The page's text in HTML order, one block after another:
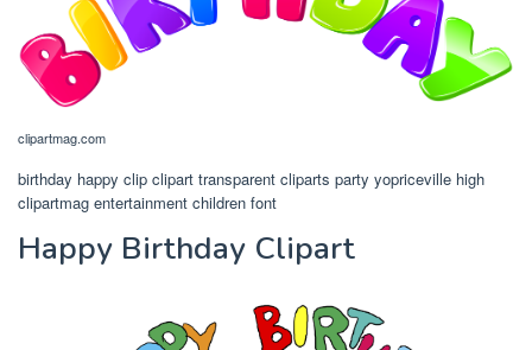
clipartmag.com
birthday happy clip clipart transparent cliparts party yopriceville high
clipartmag entertainment children font
Happy Birthday Clipart